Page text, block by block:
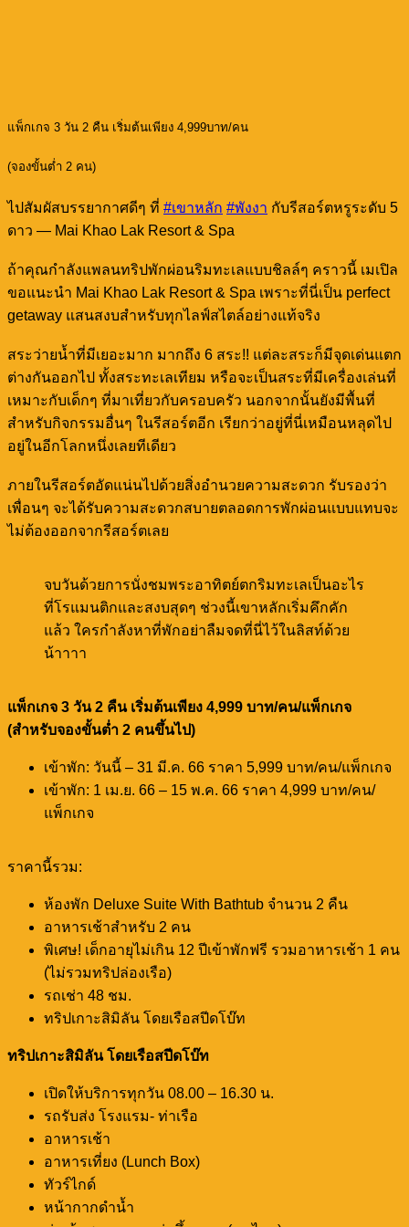
แพ็กเกจ 3 วัน 2 คืน เริ่มต้นเพียง 4,999บาท/คน
(จองขั้นต่ำ 2 คน)
ไปสัมผัสบรรยากาศดีๆ ที่ #เขาหลัก #พังงา กับรีสอร์ตหรูระดับ 5
ดาว — Mai Khao Lak Resort & Spa
ถ้าคุณกำลังแพลนทริปพักผ่อนริมทะเลแบบชิลล์ๆ คราวนี้ เมเปิล
ขอแนะนำ Mai Khao Lak Resort & Spa เพราะที่นี่เป็น perfect
getaway แสนสงบสำหรับทุกไลฟ์สไตล์อย่างแท้จริง
สระว่ายน้ำที่มีเยอะมาก มากถึง 6 สระ!! แต่ละสระก็มีจุดเด่นแตก
ต่างกันออกไป ทั้งสระทะเลเทียม หรือจะเป็นสระที่มีเครื่องเล่นที่
เหมาะกับเด็กๆ ที่มาเที่ยวกับครอบครัว นอกจากนั้นยังมีพื้นที่
สำหรับกิจกรรมอื่นๆ ในรีสอร์ตอีก เรียกว่าอยู่ที่นี่เหมือนหลุดไป
อยู่ในอีกโลกหนึ่งเลยทีเดียว
ภายในรีสอร์ตอัดแน่นไปด้วยสิ่งอำนวยความสะดวก รับรองว่า
เพื่อนๆ จะได้รับความสะดวกสบายตลอดการพักผ่อนแบบแทบจะ
ไม่ต้องออกจากรีสอร์ตเลย
จบวันด้วยการนั่งชมพระอาทิตย์ตกริมทะเลเป็นอะไร
ที่โรแมนติกและสงบสุดๆ ช่วงนี้เขาหลักเริ่มคึกคัก
แล้ว ใครกำลังหาที่พักอย่าลืมจดที่นี่ไว้ในลิสท์ด้วย
น้าาาา
แพ็กเกจ 3 วัน 2 คืน เริ่มต้นเพียง 4,999 บาท/คน/แพ็กเกจ
(สำหรับจองขั้นต่ำ 2 คนขึ้นไป)
เข้าพัก: วันนี้ – 31 มี.ค. 66 ราคา 5,999 บาท/คน/แพ็กเกจ
เข้าพัก: 1 เม.ย. 66 – 15 พ.ค. 66 ราคา 4,999 บาท/คน/
แพ็กเกจ
ราคานี้รวม:
ห้องพัก Deluxe Suite With Bathtub จำนวน 2 คืน
อาหารเช้าสำหรับ 2 คน
พิเศษ! เด็กอายุไม่เกิน 12 ปีเข้าพักฟรี รวมอาหารเช้า 1 คน
(ไม่รวมทริปล่องเรือ)
รถเช่า 48 ชม.
ทริปเกาะสิมิลัน โดยเรือสปีดโบ๊ท
ทริปเกาะสิมิลัน โดยเรือสปีดโบ๊ท
เปิดให้บริการทุกวัน 08.00 – 16.30 น.
รถรับส่ง โรงแรม- ท่าเรือ
อาหารเช้า
อาหารเที่ยง (Lunch Box)
ทัวร์ไกด์
หน้ากากดำน้ำ